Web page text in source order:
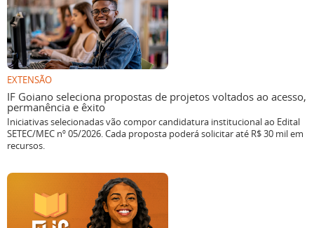
EXTENSÃO
IF Goiano seleciona propostas de projetos voltados ao acesso,
permanência e êxito
Iniciativas selecionadas vão compor candidatura institucional ao Edital
SETEC/MEC nº 05/2026. Cada proposta poderá solicitar até R$ 30 mil em
recursos.